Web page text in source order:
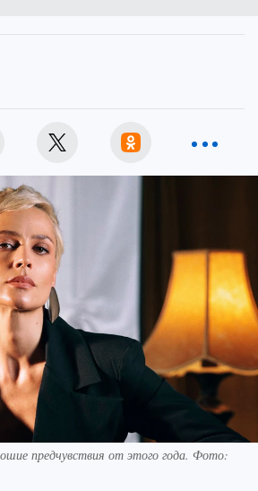
предчувствия от этого года. Фото: